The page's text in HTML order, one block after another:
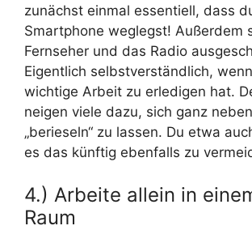
zunächst einmal essentiell, dass
Smartphone weglegst! Außerdem
Fernseher und das Radio
Eigentlich selbstverständlich,
wichtige Arbeit zu erledigen hat.
neigen viele dazu, sich ganz
„berieseln“ zu lassen. Du etwa
es das künftig ebenfalls zu
4.) Arbeite allein in
Raum